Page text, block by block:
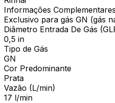
Informações Complementares
Exclusivo para gás GN (gás
Diâmetro Entrada De Gás
0,5 in
Tipo de Gás
GN
Cor Predominante
Prata
Vazão (L/min)
17 l/min